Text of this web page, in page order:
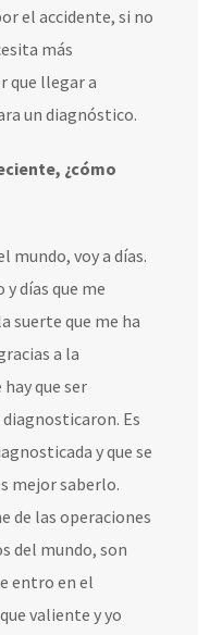
el accidente, si no
más
que llegar a
un diagnóstico.
¿cómo
mundo, voy a días.
y días que me
suerte que me ha
a la
que ser
Es
y que se
mejor saberlo.
de las operaciones
del mundo, son
entro en el
valiente y yo